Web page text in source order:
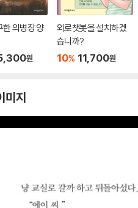
한 의병장 양
원
외로챗봇을 설치하겠
습니까?
10% 11,700원
미지